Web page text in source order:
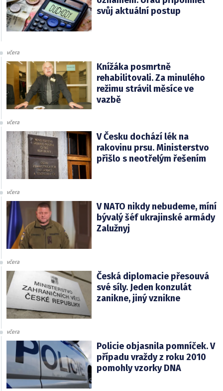
svůj aktuální postup
včera
Knížáka posmrtně
rehabilitovali. Za minulého
režimu strávil měsíce ve
vazbě
včera
V Česku dochází lék na
rakovinu prsu. Ministerstvo
přišlo s neotřelým řešením
včera
V NATO nikdy nebudeme, míní
bývalý šéf ukrajinské armády
Zalužnyj
včera
Česká diplomacie přesouvá
své síly. Jeden konzulát
zanikne, jiný vznikne
včera
Policie objasnila pomníček. V
případu vraždy z roku 2010
pomohly vzorky DNA